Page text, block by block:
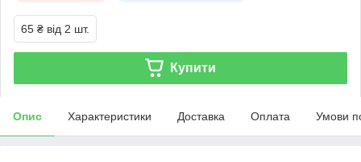
65 ₴ від 2 шт.
Купити
Опис Характеристики Доставка Оплата Умови